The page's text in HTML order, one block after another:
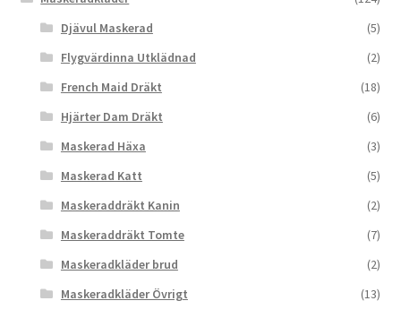
Djävul Maskerad
(5)
Flygvärdinna Utklädnad
(2)
French Maid Dräkt
(18)
Hjärter Dam Dräkt
(6)
Maskerad Häxa
(3)
Maskerad Katt
(5)
Maskeraddräkt Kanin
(2)
Maskeraddräkt Tomte
(7)
Maskeradkläder brud
(2)
Maskeradkläder Övrigt
(13)